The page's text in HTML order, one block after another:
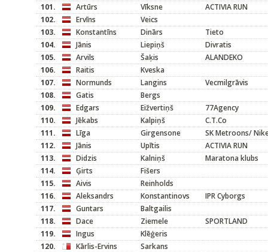
101.
Artūrs Vīksne
ACTIVIA RUN
102.
Ervīns
Veics
103.
Konstantīns Dinārs
Tieto
104.
Jānis Liepiņš
Divratis
105.
Arvils Šaķis
ALANDEKO
106.
Raitis
Kveska
107.
Normunds Langins
Vecmilgrāvis
108.
Gatis
Bergs
109.
Edgars Eižvertiņš
77Agency
110.
Jēkabs Kalpiņš
C.T.Co
111.
Līga Girgensone
SK Metroons/
112.
Jānis Upītis
ACTIVIA RUN
113.
Didzis Kalniņš
Maratona klubs
114.
Ģirts
Fišers
115.
Aivis
Reinholds
116.
Aleksandrs Konstantinovs
IPR Cyborgs
117.
Guntars
Baltgailis
118.
Dace Ziemele
SPORTLAND
119.
Ingus
Klēģeris
120.
Kārlis-Ervins
Sarkans